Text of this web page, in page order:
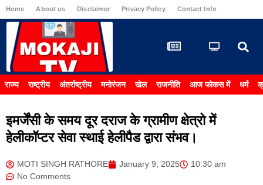
Home About us Disclaimer Privacy Policy Contact Info
राज्य राष्ट्रीय अंतर्राष्ट्रीय मनोरंजन खेल राजनीति आज फोकस में धर्म
इमर्जेंसी के समय दूर दराज के ग्रामीण क्षेत्रो में
हेलीकॉप्टर सेवा स्थाई हेलीपैड द्वारा संभव।
MOTI SINGH RATHORE January 9, 2025
10:30 am
No Comments